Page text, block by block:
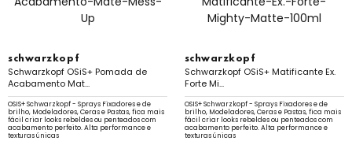
schwarzkopf
Schwarzkopf OSiS+ Pomada de
Acabamento Mat...
OSIS+ Schwarzkopf - Sprays Fixadores e de
brilho, Modeladores, Ceras e Pastas, fica mais
fácil criar looks rebeldes ou penteados com
acabamento perfeito. Alta performance e
texturas únicas
schwarzkopf
Schwarzkopf OSiS+ Matificante Ex.
Forte Mi...
OSIS+ Schwarzkopf - Sprays Fixadores e de
brilho, Modeladores, Ceras e Pastas, fica mais
fácil criar looks rebeldes ou penteados com
acabamento perfeito. Alta performance e
texturas únicas